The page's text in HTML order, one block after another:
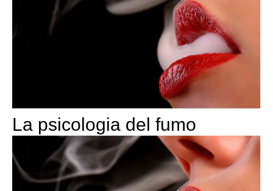
La psicologia del fumo